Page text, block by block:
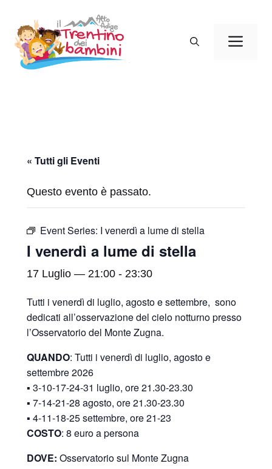
contenuto
« Tutti gli Eventi
Questo evento è passato.
Event Series: I venerdì a lume di stella
I venerdì a lume di stella
17 Luglio — 21:00 - 23:30
Tutti i venerdì di luglio, agosto e settembre, sono
dedicati all’osservazione del cielo notturno presso
l’Osservatorio del Monte Zugna.
QUANDO: Tutti i venerdì di luglio, agosto e
settembre 2026
▪️ 3-10-17-24-31 luglio, ore 21.30-23.30
▪️ 7-14-21-28 agosto, ore 21.30-23.30
▪️ 4-11-18-25 settembre, ore 21-23
COSTO: 8 euro a persona
DOVE: Osservatorio sul Monte Zugna